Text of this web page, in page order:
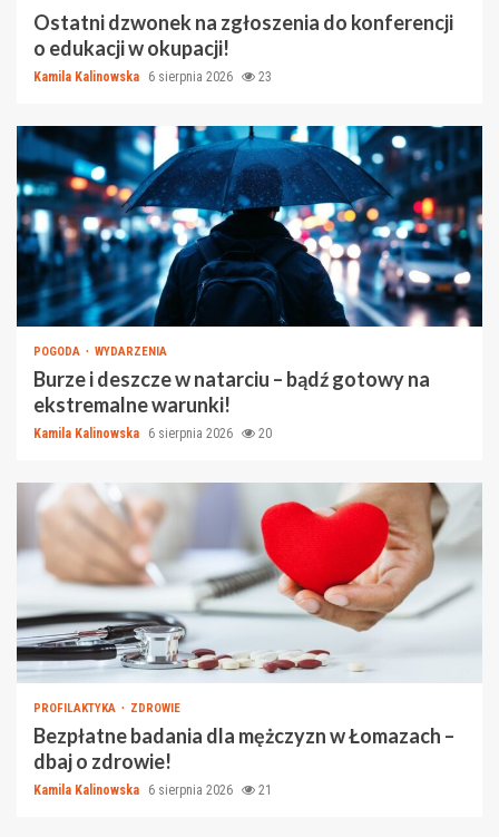
Ostatni dzwonek na zgłoszenia do konferencji
o edukacji w okupacji!
Kamila Kalinowska 6 sierpnia 2026 23
POGODA WYDARZENIA
Burze i deszcze w natarciu – bądź gotowy na
ekstremalne warunki!
Kamila Kalinowska 6 sierpnia 2026 20
PROFILAKTYKA ZDROWIE
Bezpłatne badania dla mężczyzn w Łomazach –
dbaj o zdrowie!
Kamila Kalinowska 6 sierpnia 2026 21